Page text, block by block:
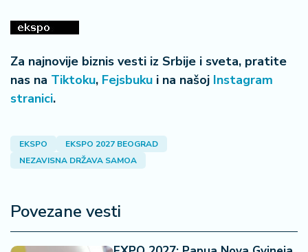
Za najnovije biznis vesti iz Srbije i sveta, pratite
nas na Tiktoku, Fejsbuku i na našoj Instagram
stranici.
EKSPO
EKSPO 2027 BEOGRAD
NEZAVISNA DRŽAVA SAMOA
Povezane vesti